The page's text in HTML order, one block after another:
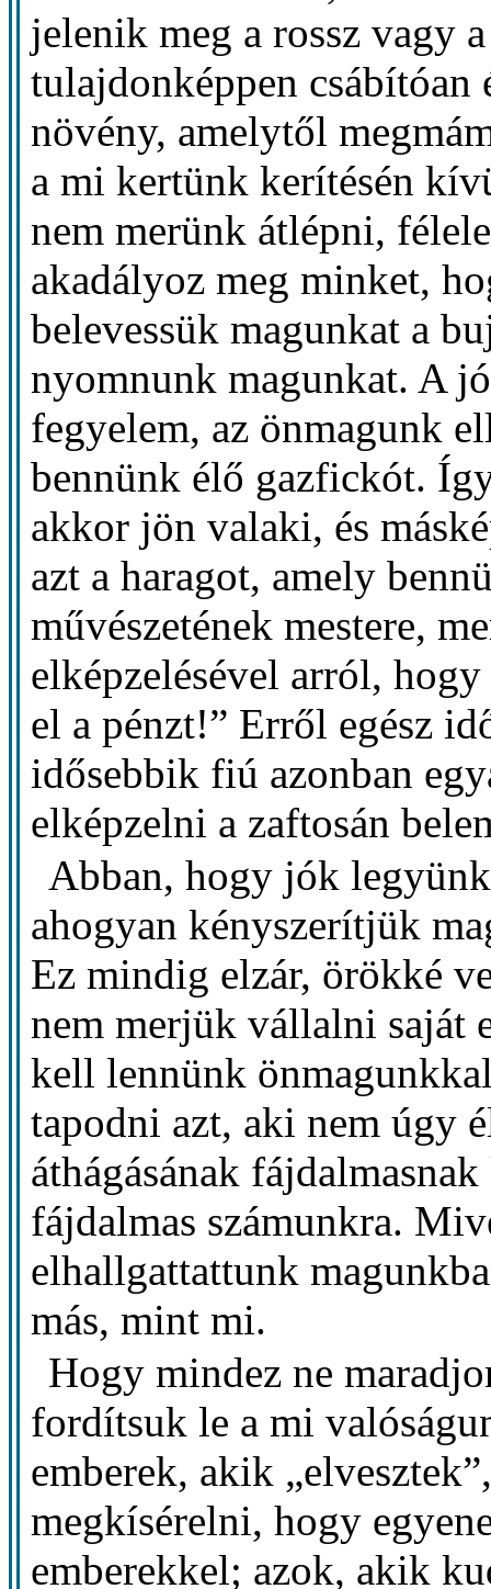
jelenik meg a rossz vagy
tulajdonképpen csábítóan
növény, amelytől
a mi kertünk kerítésén
nem merünk átlépni,
akadályoz meg minket,
belevessük magunkat a
nyomnunk magunkat. A
fegyelem, az önmagunk
bennünk élő gazfickót.
akkor jön valaki, és
azt a haragot, amely
művészetének mestere,
elképzelésével arról,
el a pénzt!” Erről egész
idősebbik fiú azonban
elképzelni a zaftosán
Abban, hogy jók
ahogyan kényszerítjük
Ez mindig elzár, örökké
nem merjük vállalni saját
kell lennünk
tapodni azt, aki nem úgy
áthágásának
fájdalmas számunkra.
elhallgattattunk
más, mint mi.
Hogy mindez ne
fordítsuk le a mi
emberek, akik
megkísérelni, hogy
emberekkel; azok, akik